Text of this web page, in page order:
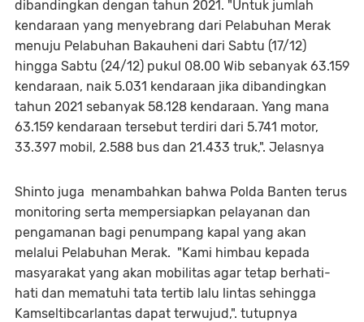
dibandingkan dengan tahun 2021. "Untuk jumlah
kendaraan yang menyebrang dari Pelabuhan Merak
menuju Pelabuhan Bakauheni dari Sabtu (17/12)
hingga Sabtu (24/12) pukul 08.00 Wib sebanyak 63.159
kendaraan, naik 5.031 kendaraan jika dibandingkan
tahun 2021 sebanyak 58.128 kendaraan. Yang mana
63.159 kendaraan tersebut terdiri dari 5.741 motor,
33.397 mobil, 2.588 bus dan 21.433 truk,". Jelasnya
Shinto juga menambahkan bahwa Polda Banten terus
monitoring serta mempersiapkan pelayanan dan
pengamanan bagi penumpang kapal yang akan
melalui Pelabuhan Merak. "Kami himbau kepada
masyarakat yang akan mobilitas agar tetap berhati-
hati dan mematuhi tata tertib lalu lintas sehingga
Kamseltibcarlantas dapat terwujud,". tutupnya